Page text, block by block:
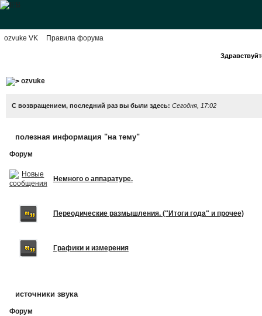
ozvuke VK Правила форума
ozvuke
С возвращением, последний раз вы были здесь: Сегодня, 17:02
полезная информация "на тему"
Форум
Немного о аппаратуре.
Переодические размышления. ("Итоги года" и прочее)
Графики и измерения
источники звука
Форум